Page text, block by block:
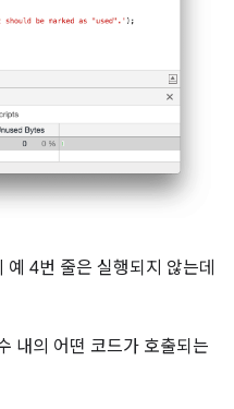
예 4번 줄은 실행되지 않는데
내의 어떤 코드가 호출되는